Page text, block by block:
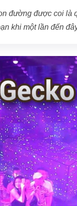
đường được coi là
khi một lần đến